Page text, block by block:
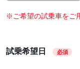
※ご希望の試乗車をご
試乗希望日 必須